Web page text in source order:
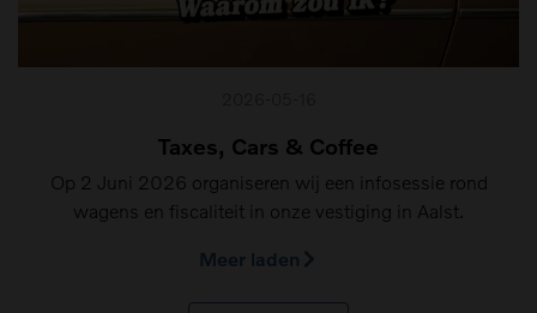
Taxes, Cars & Coffee
Op 2 Juni 2026 organiseren wij een infosessie rond
wagens en fiscaliteit in onze vestiging in Aalst.
Meer laden